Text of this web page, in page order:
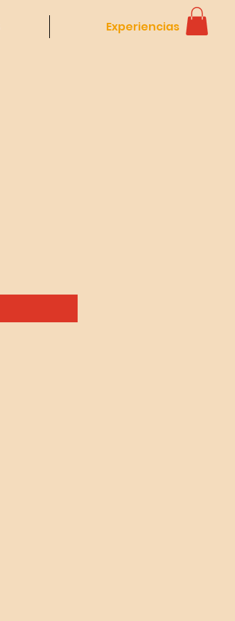
Experiencias